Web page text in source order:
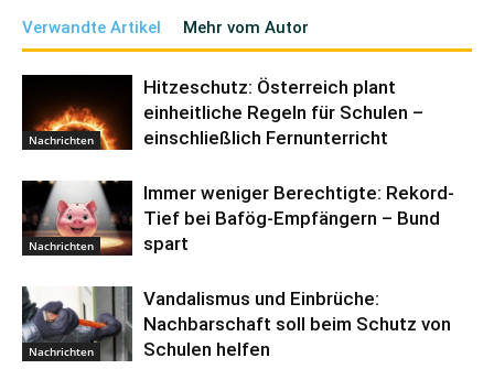
Verwandte Artikel Mehr vom Autor
Nachrichten
Hitzeschutz: Österreich plant
einheitliche Regeln für Schulen –
einschließlich Fernunterricht
Nachrichten
Immer weniger Berechtigte: Rekord-
Tief bei Bafög-Empfängern – Bund
spart
Nachrichten
Vandalismus und Einbrüche:
Nachbarschaft soll beim Schutz von
Schulen helfen